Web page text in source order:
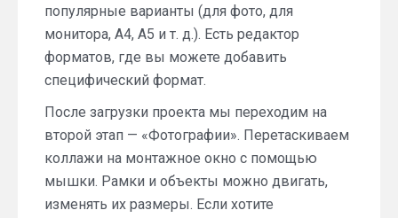
популярные варианты (для фото, для
монитора, А4, А5 и т. д.). Есть редактор
форматов, где вы можете добавить
специфический формат.
После загрузки проекта мы переходим на
второй этап — «Фотографии». Перетаскиваем
коллажи на монтажное окно с помощью
мышки. Рамки и объекты можно двигать,
изменять их размеры. Если хотите